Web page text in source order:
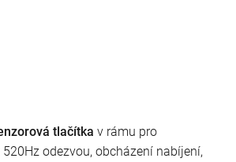
tlačítka v rámu pro
odezvou, obcházení nabíjení,